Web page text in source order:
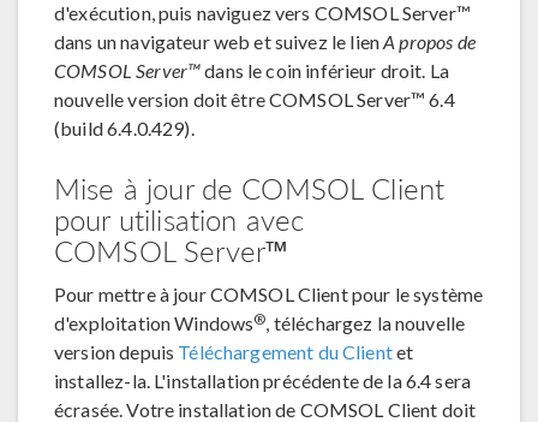
d'exécution, puis naviguez vers COMSOL Server™
dans un navigateur web et suivez le lienA propos de
COMSOL Server™dans le coin inférieur droit. La
nouvelle version doit être COMSOL Server™ 6.4
(build 6.4.0.429).
Mise à jour de COMSOL Client
pour utilisation avec
COMSOL Server™
Pour mettre à jour COMSOL Client pour le système
d'exploitation Windows®, téléchargez la nouvelle
version depuis Téléchargement du Clientet
installez-la. L'installation précédente de la 6.4 sera
écrasée. Votre installation de COMSOL Client doit